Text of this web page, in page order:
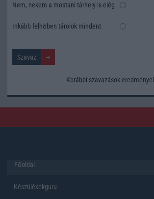
Nem, nekem a mostani tárhely is elég
Inkább felhőben tárolok mindent
Korábbi szavazások eredményei
Főoldal
Készülékekguru